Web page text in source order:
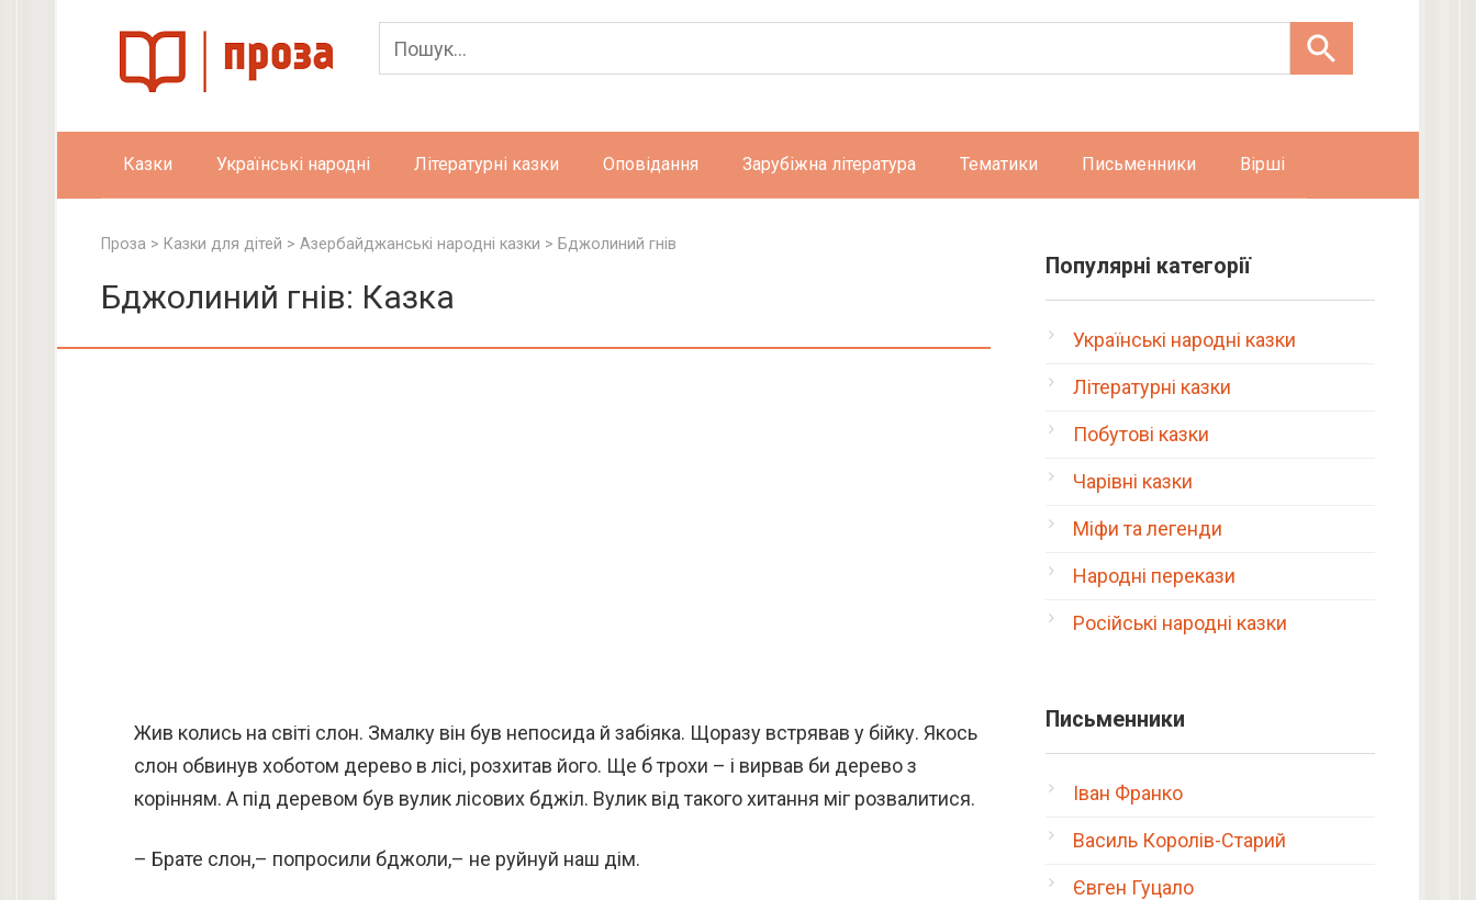
Казки Українські народні Літературні казки Оповідання Зарубіжна література Тематики Письменники Вірші
Проза > Казки для дітей > Азербайджанські народні казки > Бджолиний гнів
Бджолиний гнів: Казка
Жив колись на світі слон. Змалку він був непосида й забіяка. Щоразу встрявав у бійку. Якось
слон обвинув хоботом дерево в лісі, розхитав його. Ще б трохи – і вирвав би дерево з
корінням. А під деревом був вулик лісових бджіл. Вулик від такого хитання міг розвалитися.
– Брате слон,– попросили бджоли,– не руйнуй наш дім.
Популярні категорії
Українські народні казки
Літературні казки
Побутові казки
Чарівні казки
Міфи та легенди
Народні перекази
Російські народні казки
Письменники
Іван Франко
Василь Королів-Старий
Євген Гуцало